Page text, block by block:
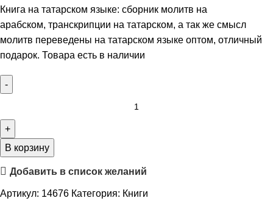
Книга на татарском языке: сборник молитв на
арабском, транскрипции на татарском, а так же смысл
молитв переведены на татарском языке оптом, отличный
подарок. Товара есть в наличии
В корзину
Добавить в список желаний
Артикул: 14676 Категория: Книги